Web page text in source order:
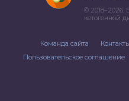
© 2018–2026.
кетогенной
Команда сайта
Пользовательское соглашение